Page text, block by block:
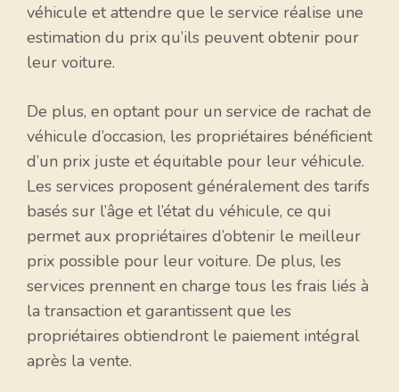
véhicule et attendre que le service réalise une
estimation du prix qu’ils peuvent obtenir pour
leur voiture.
De plus, en optant pour un service de rachat de
véhicule d’occasion, les propriétaires bénéficient
d’un prix juste et équitable pour leur véhicule.
Les services proposent généralement des tarifs
basés sur l’âge et l’état du véhicule, ce qui
permet aux propriétaires d’obtenir le meilleur
prix possible pour leur voiture. De plus, les
services prennent en charge tous les frais liés à
la transaction et garantissent que les
propriétaires obtiendront le paiement intégral
après la vente.